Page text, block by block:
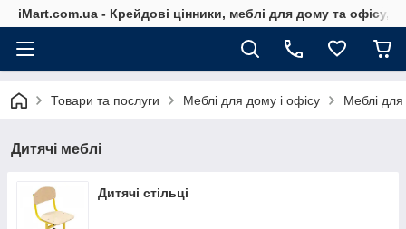
iMart.com.ua - Крейдові цінники, меблі для дому та офісу,
Товари та послуги Меблі для дому і офісу Меблі для
Дитячі меблі
Дитячі стільці